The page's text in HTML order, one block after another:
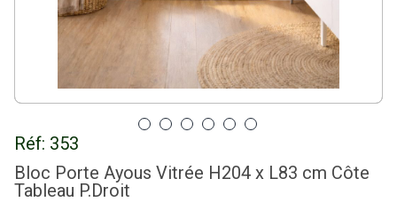
Réf: 353
Bloc Porte Ayous Vitrée H204 x L83 cm Côte
Tableau P.Droit